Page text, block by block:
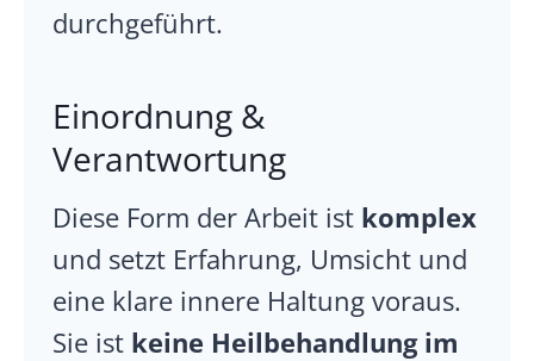
durchgeführt.
Einordnung &
Verantwortung
Diese Form der Arbeit ist komplex
und setzt Erfahrung, Umsicht und
eine klare innere Haltung voraus.
Sie ist keine Heilbehandlung im